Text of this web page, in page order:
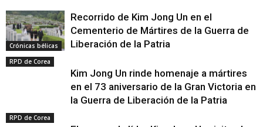
Crónicas bélicas
Recorrido de Kim Jong Un en el
Cementerio de Mártires de la Guerra de
Liberación de la Patria
RPD de Corea
Kim Jong Un rinde homenaje a mártires
en el 73 aniversario de la Gran Victoria en
la Guerra de Liberación de la Patria
RPD de Corea